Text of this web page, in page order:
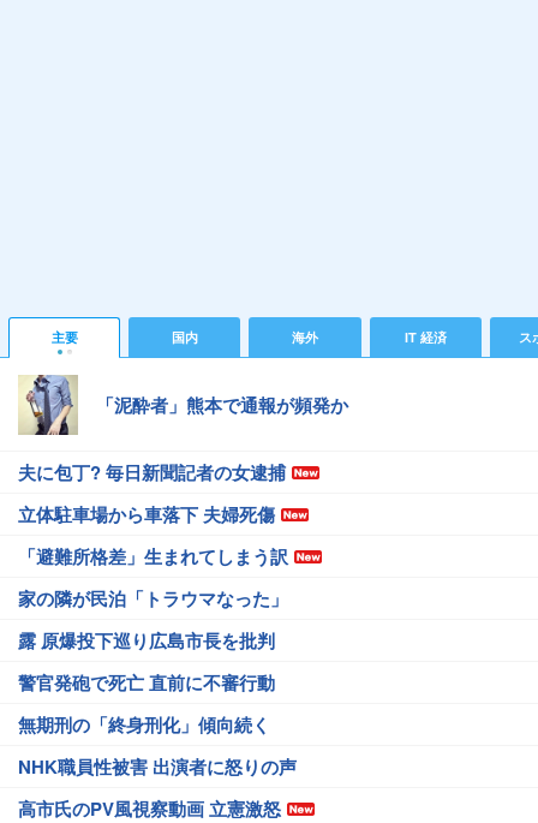
主要 国内 海外 IT 経済 ス
「泥酔者」熊本で通報が頻発か
夫に包丁? 毎日新聞記者の女逮捕
立体駐車場から車落下 夫婦死傷
「避難所格差」生まれてしまう訳
家の隣が民泊「トラウマなった」
露 原爆投下巡り広島市長を批判
警官発砲で死亡 直前に不審行動
無期刑の「終身刑化」傾向続く
NHK職員性被害 出演者に怒りの声
高市氏のPV風視察動画 立憲激怒